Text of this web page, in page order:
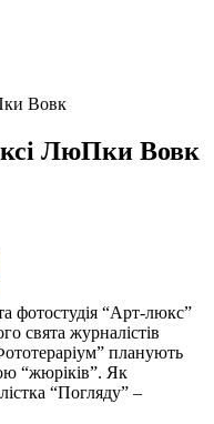
Вовк
ЛюПки Вовк
фотостудія “Арт-люкс”
свята журналістів
планують
“жюріків”. Як
“Погляду” –